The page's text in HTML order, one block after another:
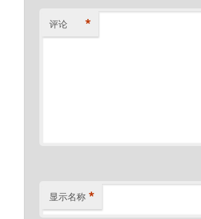
评论 *
显示名称 *